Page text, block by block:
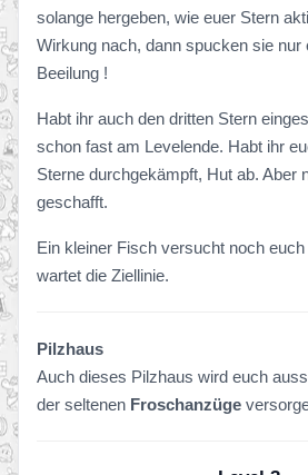
solange hergeben, wie euer Stern
Wirkung nach, dann spucken sie nur
Beeilung !
Habt ihr auch den dritten Stern
schon fast am Levelende. Habt ihr
Sterne durchgekämpft, Hut ab. Aber
geschafft.
Ein kleiner Fisch versucht noch
wartet die Ziellinie.
Pilzhaus
Auch dieses Pilzhaus wird euch
der seltenen Froschanzüge